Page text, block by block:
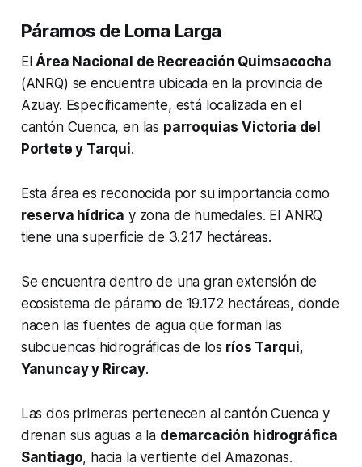
Páramos de Loma Larga
ElÁrea Nacional de Recreación Quimsacocha
(ANRQ) se encuentra ubicada en la provincia de
Azuay. Específicamente, está localizada en el
cantón Cuenca, en las parroquias Victoria del
Portete y Tarqui.
Esta área es reconocida por su importancia como
reserva hídrica y zona de humedales. El ANRQ
tiene una superficie de 3.217 hectáreas.
Se encuentra dentro de una gran extensión de
ecosistema de páramo de 19.172 hectáreas, donde
nacen las fuentes de agua que forman las
subcuencas hidrográficas de los ríos Tarqui,
Yanuncay y Rircay.
Las dos primeras pertenecen al cantón Cuenca y
drenan sus aguas a la demarcación hidrográfica
Santiago, hacia la vertiente del Amazonas.